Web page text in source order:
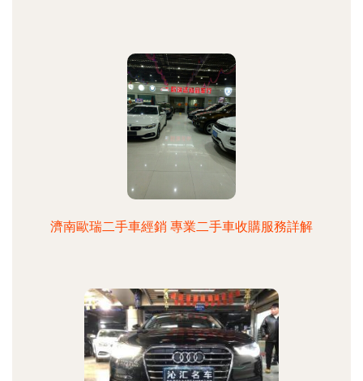
濟南歐瑞二手車經銷 專業二手車收購服務詳解